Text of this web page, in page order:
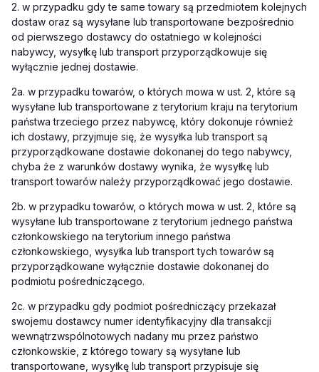
2. w przypadku gdy te same towary są przedmiotem kolejnych
dostaw oraz są wysyłane lub transportowane bezpośrednio
od pierwszego dostawcy do ostatniego w kolejności
nabywcy, wysyłkę lub transport przyporządkowuje się
wyłącznie jednej dostawie.
2a. w przypadku towarów, o których mowa w ust. 2, które są
wysyłane lub transportowane z terytorium kraju na terytorium
państwa trzeciego przez nabywcę, który dokonuje również
ich dostawy, przyjmuje się, że wysyłka lub transport są
przyporządkowane dostawie dokonanej do tego nabywcy,
chyba że z warunków dostawy wynika, że wysyłkę lub
transport towarów należy przyporządkować jego dostawie.
2b. w przypadku towarów, o których mowa w ust. 2, które są
wysyłane lub transportowane z terytorium jednego państwa
członkowskiego na terytorium innego państwa
członkowskiego, wysyłka lub transport tych towarów są
przyporządkowane wyłącznie dostawie dokonanej do
podmiotu pośredniczącego.
2c. w przypadku gdy podmiot pośredniczący przekazał
swojemu dostawcy numer identyfikacyjny dla transakcji
wewnątrzwspólnotowych nadany mu przez państwo
członkowskie, z którego towary są wysyłane lub
transportowane, wysyłkę lub transport przypisuje się